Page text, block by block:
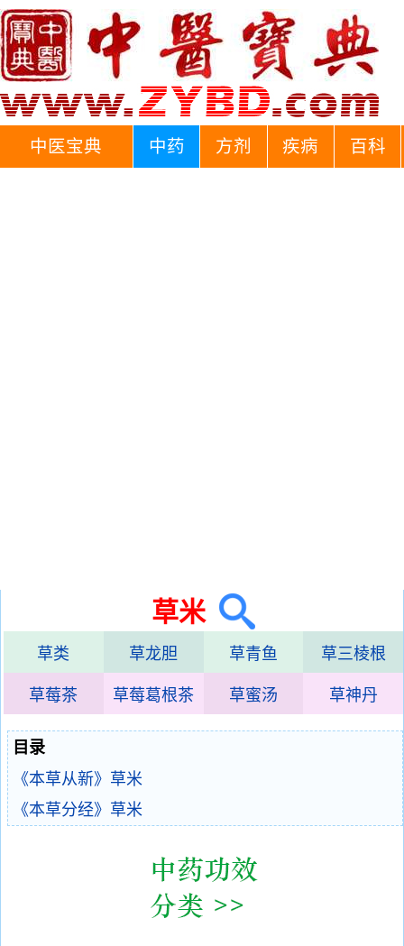
中医宝典 中药 方剂 疾病 百科
草米
草类 草龙胆 草青鱼 草三棱根
草莓茶 草莓葛根茶 草蜜汤 草神丹
目录
《本草从新》草米
《本草分经》草米